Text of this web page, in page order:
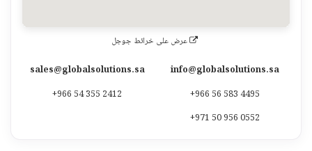
عرض على خرائط جوجل
info@globalsolutions.sa
sales@globalsolutions.sa
+966 56 583 4495
+966 54 355 2412
+971 50 956 0552